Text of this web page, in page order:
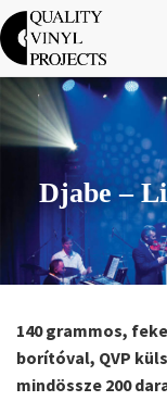
Djabe –
140 grammos,
borítóval, QVP
mindössze 200